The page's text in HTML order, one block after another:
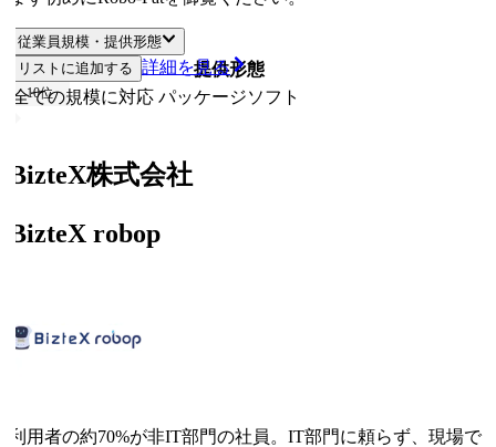
従業員規模・提供形態
従業員規模
提供形態
ての規模に対応 パッケージソフト
リストに追加する 詳細を見る
10位
株式会社
robop
用者の約70%が非IT部門の社員。IT部門に頼らず、現場で